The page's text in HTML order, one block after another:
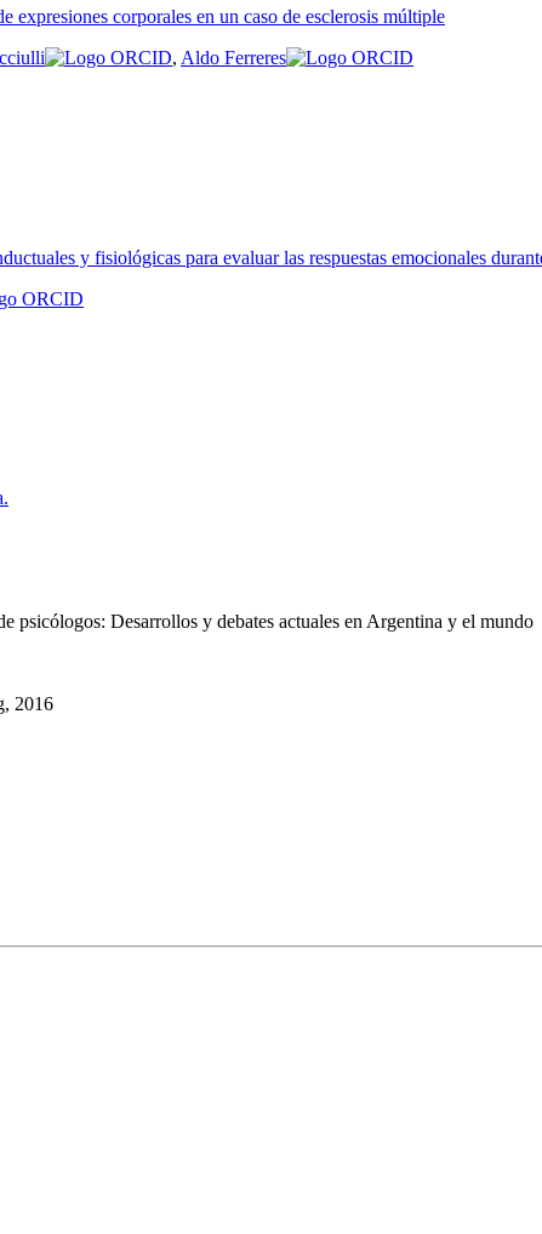
expresiones corporales en un caso de esclerosis múltiple
, Aldo Ferreres
y fisiológicas para evaluar las respuestas emocionales
psicólogos: Desarrollos y debates actuales en Argentina y el mundo
2016